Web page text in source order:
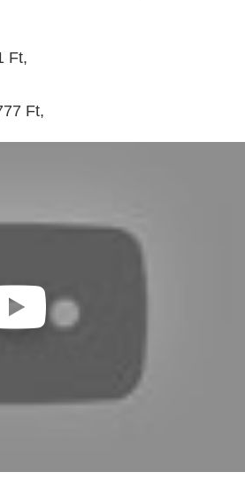
Ft,
Ft,